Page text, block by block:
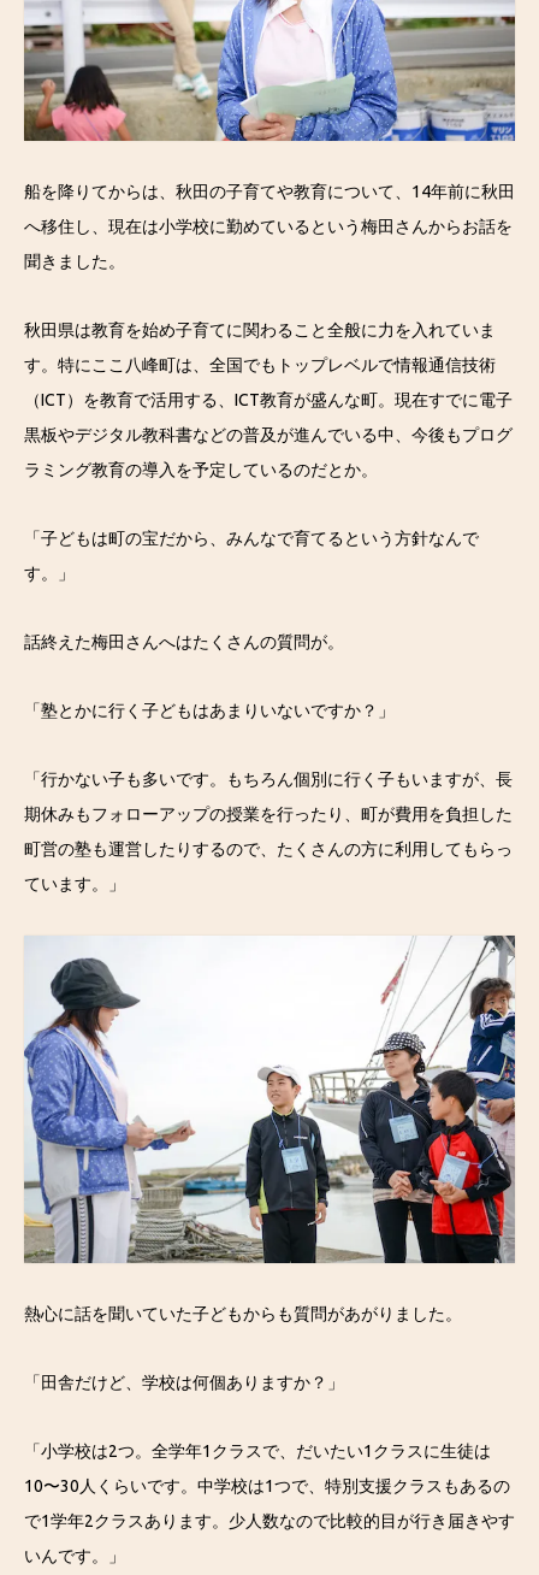
船を降りてからは、秋田の子育てや教育について、14年前に秋田
へ移住し、現在は小学校に勤めているという梅田さんからお話を
聞きました。
秋田県は教育を始め子育てに関わること全般に力を入れていま
す。特にここ八峰町は、全国でもトップレベルで情報通信技術
（ICT）を教育で活用する、ICT教育が盛んな町。現在すでに電子
黒板やデジタル教科書などの普及が進んでいる中、今後もプログ
ラミング教育の導入を予定しているのだとか。
「子どもは町の宝だから、みんなで育てるという方針なんで
す。」
話終えた梅田さんへはたくさんの質問が。
「塾とかに行く子どもはあまりいないですか？」
「行かない子も多いです。もちろん個別に行く子もいますが、長
期休みもフォローアップの授業を行ったり、町が費用を負担した
町営の塾も運営したりするので、たくさんの方に利用してもらっ
ています。」
熱心に話を聞いていた子どもからも質問があがりました。
「田舎だけど、学校は何個ありますか？」
「小学校は2つ。全学年1クラスで、だいたい1クラスに生徒は
10〜30人くらいです。中学校は1つで、特別支援クラスもあるの
で1学年2クラスあります。少人数なので比較的目が行き届きやす
いんです。」